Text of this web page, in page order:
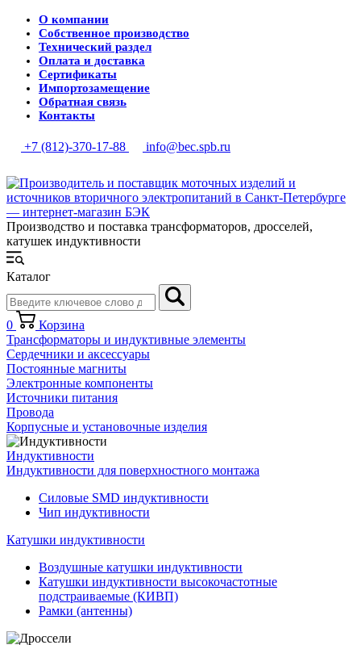
О компании
Собственное производство
Технический раздел
Оплата и доставка
Сертификаты
Импортозамещение
Обратная связь
Контакты
+7 (812)-370-17-88 info@bec.spb.ru
Производство и поставка трансформаторов, дросселей,
катушек индуктивности
Каталог
0
Корзина
Трансформаторы и индуктивные элементы
Сердечники и аксессуары
Постоянные магниты
Электронные компоненты
Источники питания
Провода
Корпусные и установочные изделия
Индуктивности
Индуктивности для поверхностного монтажа
Силовые SMD индуктивности
Чип индуктивности
Катушки индуктивности
Воздушные катушки индуктивности
Катушки индуктивности высокочастотные
подстраиваемые (КИВП)
Рамки (антенны)